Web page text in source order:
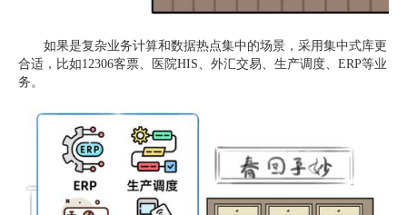
如果是复杂业务计算和数据热点集中的场景，采用集中式库更
合适，比如12306客票、医院HIS、外汇交易、生产调度、ERP等业
务。